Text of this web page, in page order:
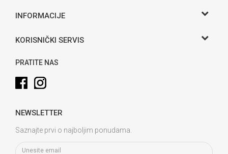
Gama S doo
Adresa
Telefon:
Email:
Račun
3381902212258898
PIB:
INFORMACIJE
O nama
KORISNIČKI SERVIS
Uslovi korišćenja i prodaje
Kako kupiti
Plaćanje karticama
Isporuka
PRATITE NAS
NEWSLETTER
Saznajte prvi o najboljim ponudama.